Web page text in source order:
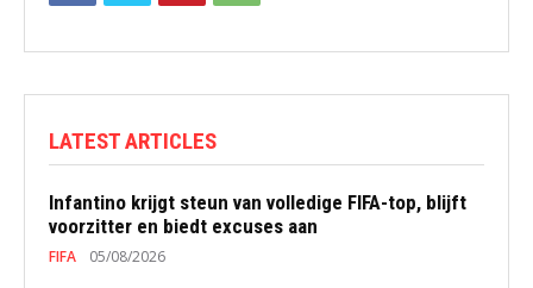
LATEST ARTICLES
Infantino krijgt steun van volledige FIFA-top, blijft
voorzitter en biedt excuses aan
FIFA 05/08/2026